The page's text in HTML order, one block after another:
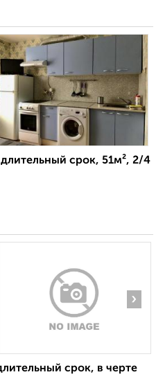
срок, 51м², 2/4
›
срок, в черте